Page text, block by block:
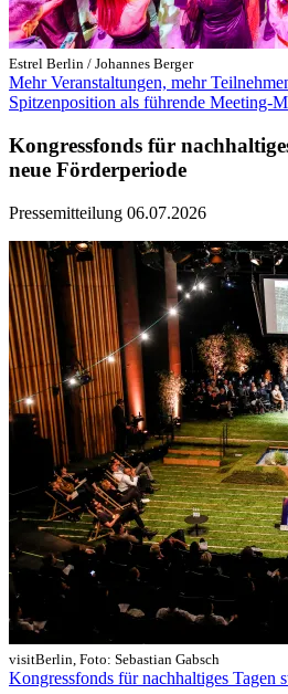
Estrel Berlin / Johannes Berger
Mehr Veranstaltungen, mehr
Spitzenposition als führende Meeting-
Kongressfonds für
neue Förderperiode
Pressemitteilung 06.07.2026
visitBerlin, Foto: Sebastian Gabsch
Kongressfonds für nachhaltiges Tagen